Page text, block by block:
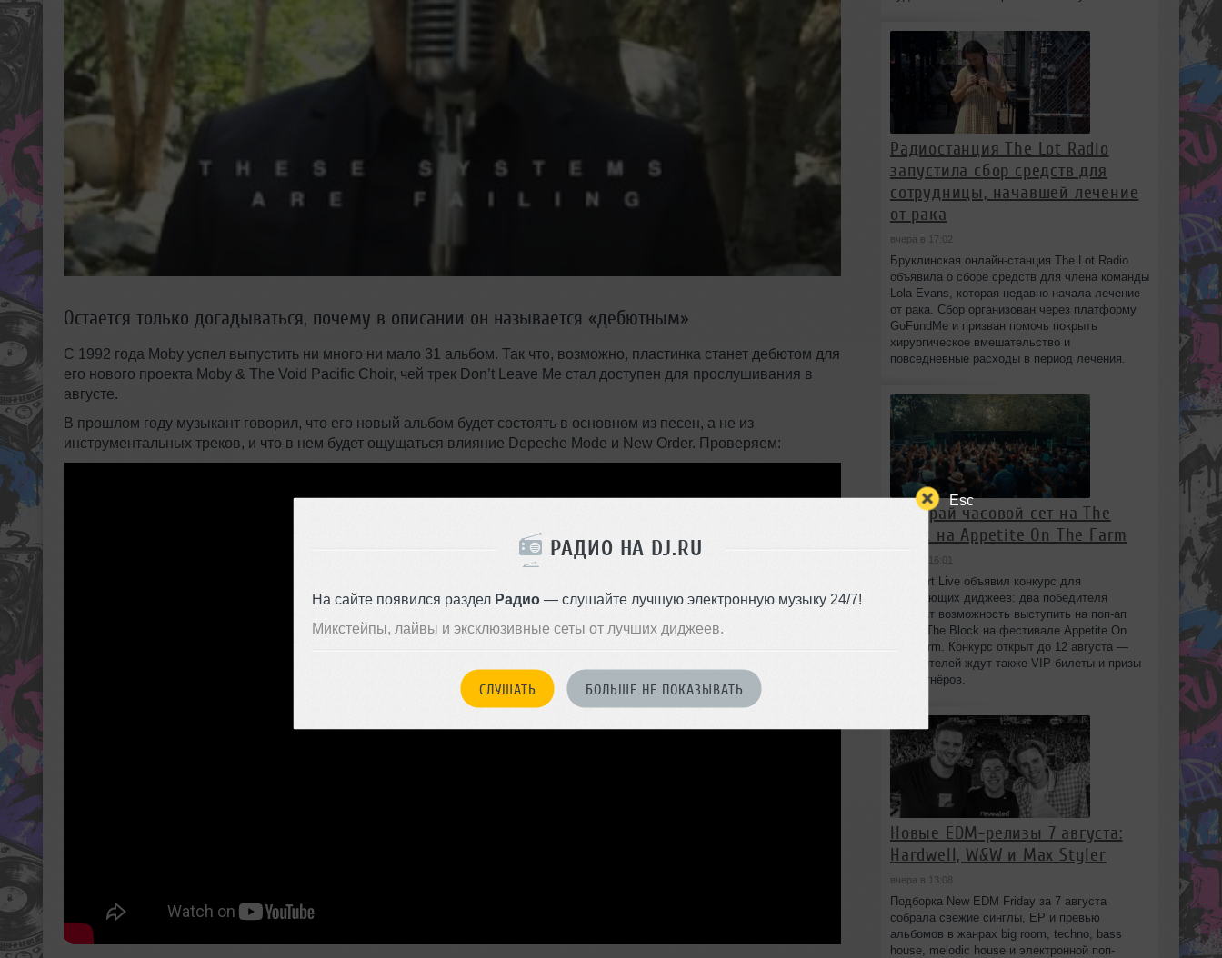
Esc
РАДИО НА DJ.RU
На сайте появился раздел Радио— слушайте лучшую электронную музыку 24/7!
Микстейпы, лайвы и эксклюзивные сеты от лучших диджеев.
СЛУШАТЬ БОЛЬШЕ НЕ ПОКАЗЫВАТЬ
Остается только догадываться, почему в описании он называется «дебютным»
С 1992 года Moby успел выпустить ни много ни мало 31 альбом. Так что, возможно, пластинка станет дебютом для
его нового проекта Moby & The Void Pacific Choir, чей трек Don’t Leave Me стал доступен для прослушивания в
августе.
В прошлом году музыкант говорил, что его новый альбом будет состоять в основном из песен, а не из
инструментальных треков, и что в нем будет ощущаться влияние Depeche Mode и New Order. Проверяем:
Радиостанция The Lot Radio
запустила сбор средств для
сотрудницы, начавшей лечение
от рака
вчера в 17:02
Бруклинская онлайн-станция The Lot Radio
объявила о сборе средств для члена команды
Lola Evans, которая недавно начала лечение
от рака. Сбор организован через платформу
GoFundMe и призван помочь покрыть
хирургическое вмешательство и
повседневные расходы в период лечения.
Выиграй часовой сет на The
Block на Appetite On The Farm
вчера в 16:01
Beatport Live объявил конкурс для
начинающих диджеев: два победителя
получат возможность выступить на поп‑ап
сцене The Block на фестивале Appetite On
The Farm. Конкурс открыт до 12 августа —
победителей ждут также VIP‑билеты и призы
от партнёров.
Новые EDM-релизы 7 августа:
Hardwell, W&W и Max Styler
вчера в 13:08
Подборка New EDM Friday за 7 августа
собрала свежие синглы, EP и превью
альбомов в жанрах big room, techno, bass
house, melodic house и электронной поп-